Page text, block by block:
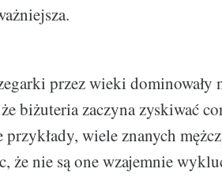
przez wieki dominowały
biżuteria zaczyna zyskiwać
przykłady, wiele znanych
że nie są one wzajemnie